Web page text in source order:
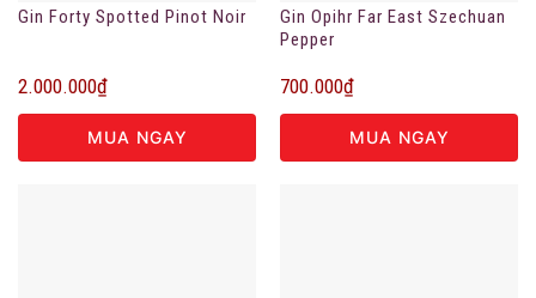
Gin Forty Spotted Pinot Noir
2.000.000₫
MUA NGAY
Gin Opihr Far East Szechuan
Pepper
700.000₫
MUA NGAY